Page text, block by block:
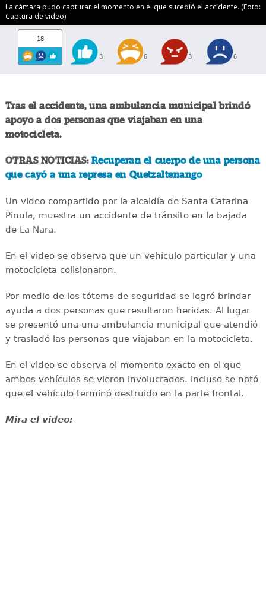
La cámara pudo capturar el momento en el que sucedió el accidente. (Foto:
Captura de video)
18
3 6 3 6
Tras el accidente, una ambulancia municipal brindó
apoyo a dos personas que viajaban en una
motocicleta.
OTRAS NOTICIAS: Recuperan el cuerpo de una persona
que cayó a una represa en Quetzaltenango
Un video compartido por la alcaldía de Santa Catarina
Pinula, muestra un accidente de tránsito en la bajada
de La Nara.
En el video se observa que un vehículo particular y una
motocicleta colisionaron.
Por medio de los tótems de seguridad se logró brindar
ayuda a dos personas que resultaron heridas. Al lugar
se presentó una una ambulancia municipal que atendió
y trasladó las personas que viajaban en la motocicleta.
En el video se observa el momento exacto en el que
ambos vehículos se vieron involucrados. Incluso se notó
que el vehículo terminó destruido en la parte frontal.
Mira el video: